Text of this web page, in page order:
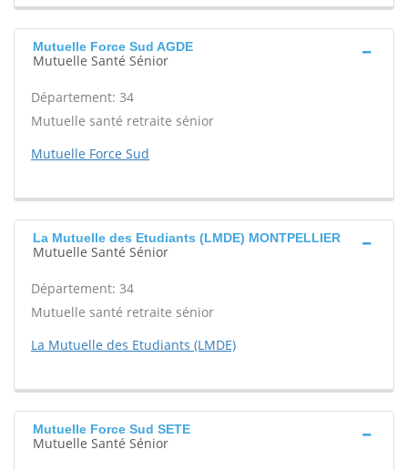
Mutuelle Force Sud AGDE
Mutuelle Santé Sénior
Département: 34
Mutuelle santé retraite sénior
Mutuelle Force Sud
La Mutuelle des Etudiants (LMDE) MONTPELLIER
Mutuelle Santé Sénior
Département: 34
Mutuelle santé retraite sénior
La Mutuelle des Etudiants (LMDE)
Mutuelle Force Sud SETE
Mutuelle Santé Sénior